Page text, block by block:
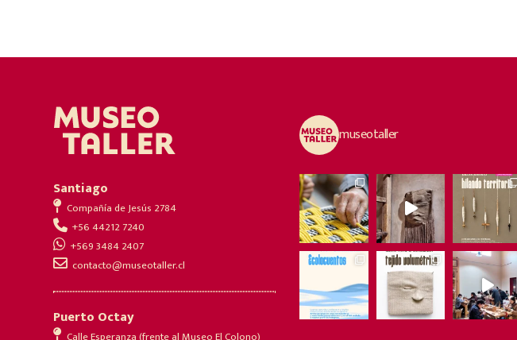
Santiago
Compañía de Jesús 2784
+56 44212 7240
+569 3484 2407
contacto@museotaller.cl
Puerto Octay
museotaller